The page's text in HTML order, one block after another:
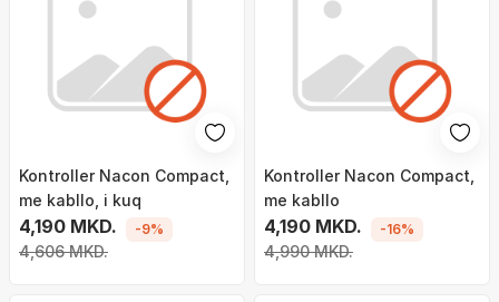
Kontroller Nacon Compact,
me kabllo, i kuq
4,190 MKD.
4,606 MKD.
-9%
Kontroller Nacon Compact,
me kabllo
4,190 MKD.
4,990 MKD.
-16%